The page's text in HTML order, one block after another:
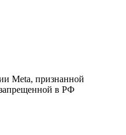
Meta, признанной
в РФ